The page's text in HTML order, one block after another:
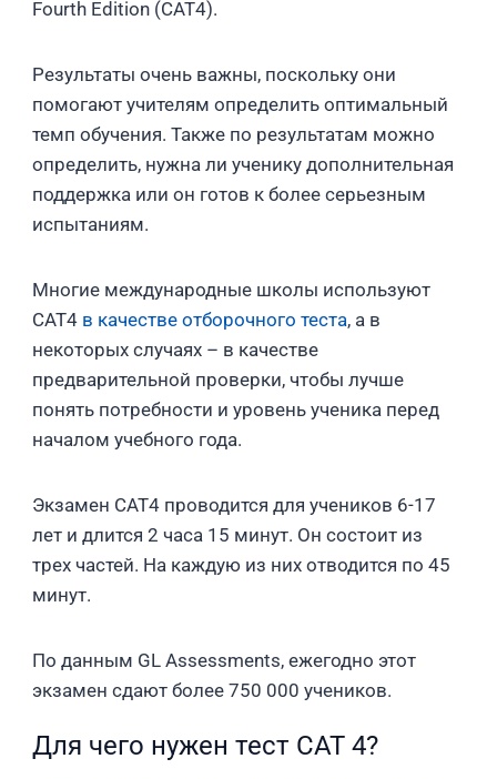
Fourth Edition (CAT4).
Результаты очень важны, поскольку они
помогают учителям определить оптимальный
темп обучения. Также по результатам можно
определить, нужна ли ученику дополнительная
поддержка или он готов к более серьезным
испытаниям.
Многие международные школы используют
CAT4 в качестве отборочного теста, а в
некоторых случаях – в качестве
предварительной проверки, чтобы лучше
понять потребности и уровень ученика перед
началом учебного года.
Экзамен CAT4 проводится для учеников 6-17
лет и длится 2 часа 15 минут. Он состоит из
трех частей. На каждую из них отводится по 45
минут.
По данным GL Assessments, ежегодно этот
экзамен сдают более 750 000 учеников.
Для чего нужен тест CAT 4?